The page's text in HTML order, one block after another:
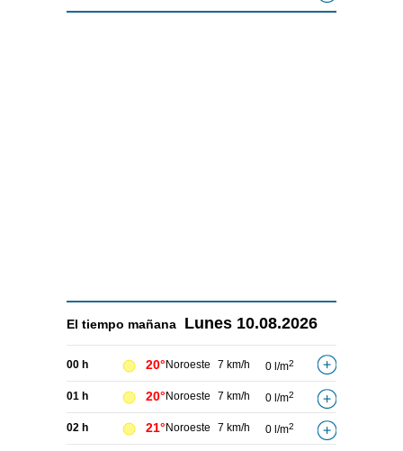
El tiempo mañana Lunes 10.08.2026
00 h 20° Noroeste 7 km/h 0 l/m2
01 h 20° Noroeste 7 km/h 0 l/m2
02 h 21° Noroeste 7 km/h 0 l/m2